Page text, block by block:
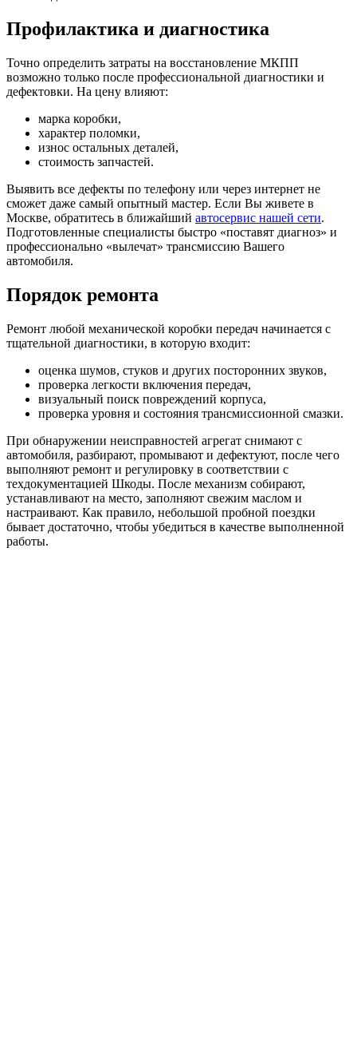
Профилактика и диагностика
Точно определить затраты на восстановление МКПП
возможно только после профессиональной диагностики и
дефектовки. На цену влияют:
марка коробки,
характер поломки,
износ остальных деталей,
стоимость запчастей.
Выявить все дефекты по телефону или через интернет не
сможет даже самый опытный мастер. Если Вы живете в
Москве, обратитесь в ближайший автосервис нашей сети.
Подготовленные специалисты быстро «поставят диагноз» и
профессионально «вылечат» трансмиссию Вашего
автомобиля.
Порядок ремонта
Ремонт любой механической коробки передач начинается с
тщательной диагностики, в которую входит:
оценка шумов, стуков и других посторонних звуков,
проверка легкости включения передач,
визуальный поиск повреждений корпуса,
проверка уровня и состояния трансмиссионной смазки.
При обнаружении неисправностей агрегат снимают с
автомобиля, разбирают, промывают и дефектуют, после чего
выполняют ремонт и регулировку в соответствии с
техдокументацией Шкоды. После механизм собирают,
устанавливают на место, заполняют свежим маслом и
настраивают. Как правило, небольшой пробной поездки
бывает достаточно, чтобы убедиться в качестве выполненной
работы.